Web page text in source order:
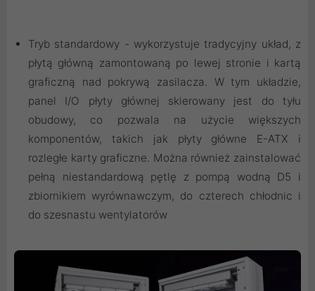
Tryb standardowy - wykorzystuje tradycyjny układ, z
płytą główną zamontowaną po lewej stronie i kartą
graficzną nad pokrywą zasilacza. W tym układzie,
panel I/O płyty głównej skierowany jest do tyłu
obudowy, co pozwala na użycie większych
komponentów, takich jak płyty główne E-ATX i
rozległe karty graficzne. Można również zainstalować
pełną niestandardową pętlę z pompą wodną D5 i
zbiornikiem wyrównawczym, do czterech chłodnic i
do szesnastu wentylatorów